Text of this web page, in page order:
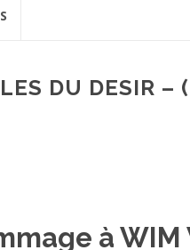
DU DESIR
à WIM